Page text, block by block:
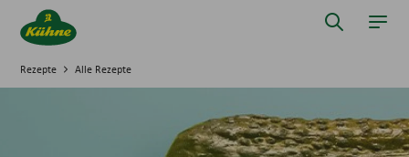
Springe zum Hauptinhalt
Rezepte Alle Rezepte